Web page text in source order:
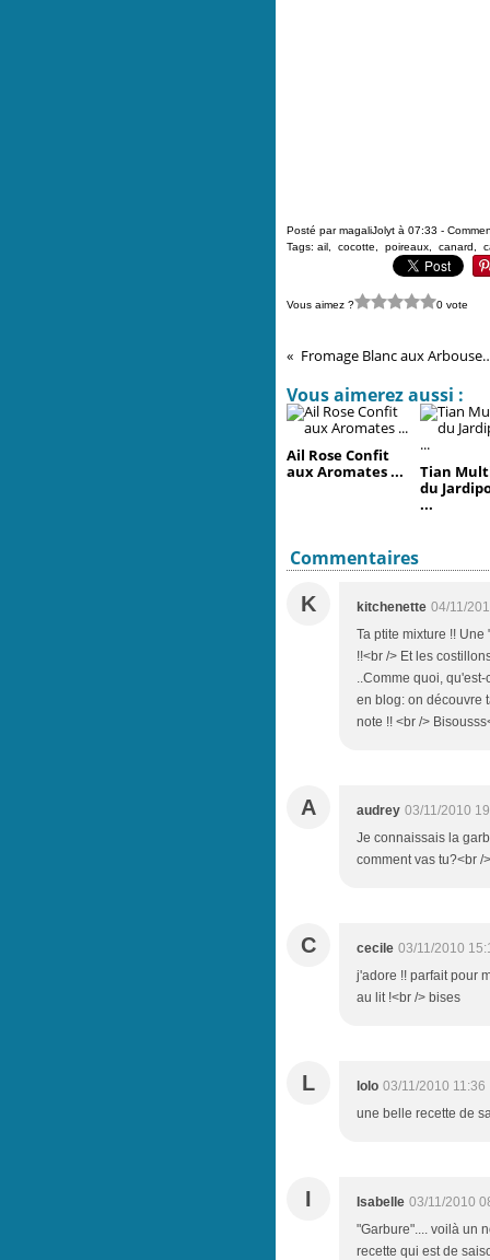
Posté par magaliJolyt à 07:33 -
Tags: ail cocotte poireaux canard
Vous aimez ? 0 vote
Fromage
Vous aimerez aussi :
Ail Rose Confit
aux Aromates ...
Tian
du
...
Commentaires
K
kitchenette 04/11/
Ta ptite mixture !!
!!<br /> Et les
..Comme quoi,
en blog: on découvre
note !! <br />
A audrey 03/11/2010
Je connaissais la
comment vas tu?<br /
C cecile 03/11/2010
j'adore !! parfait pour
au lit !<br /> bises
L lolo 03/11/2010 11:36
une belle recette de
I Isabelle 03/11/2010
"Garbure".... voilà un
recette qui est de